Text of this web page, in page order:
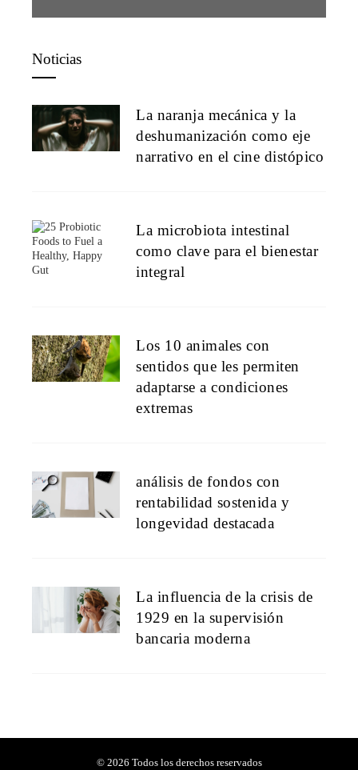
Noticias
La naranja mecánica y la
deshumanización como eje
narrativo en el cine distópico
La microbiota intestinal
como clave para el bienestar
integral
Los 10 animales con
sentidos que les permiten
adaptarse a condiciones
extremas
análisis de fondos con
rentabilidad sostenida y
longevidad destacada
La influencia de la crisis de
1929 en la supervisión
bancaria moderna
© 2026 Todos los derechos reservados